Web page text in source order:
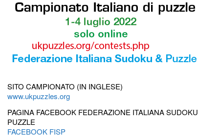
SITO CAMPIONATO (IN INGLESE)
www.ukpuzzles.org
PAGINA FACEBOOK FEDERAZIONE ITALIANA SUDOKU
PUZZLE
FACEBOOK FISP